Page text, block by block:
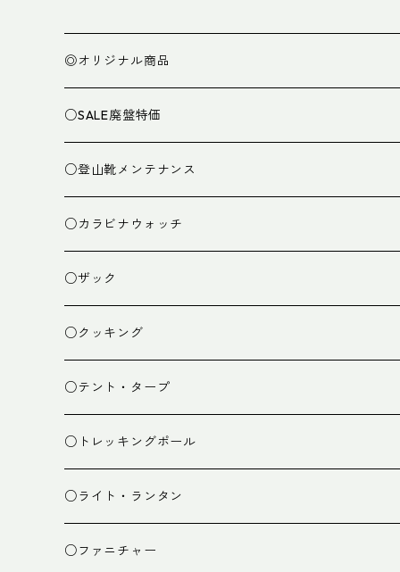
◎オリジナル商品
○SALE廃盤特価
○登山靴メンテナンス
○カラビナウォッチ
○ザック
ザック
スタッフバッグ
ザック小物
○クッキング
クッカー
バーナー
カトラリー
クッキング小物
○テント・タープ
テント
タープ
ペグ・ハンマー・小物
○トレッキングポール
○ライト・ランタン
ライト
○ファニチャー